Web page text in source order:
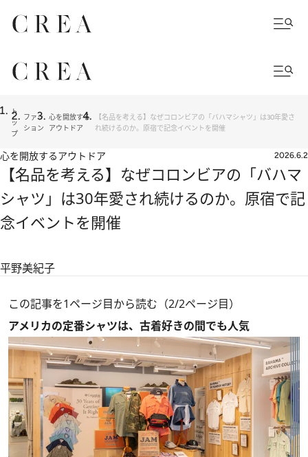
ト
ッ
プ
ファッ
ション
心を開放する
アウトドア
【名品を考える】なぜコロンビアの「バハマシャツ」は30年愛さ
れ続けるのか。原宿で記念イベントを開催
心を開放するアウトドア 2026.6.2
【名品を考える】なぜコロンビアの「バハマ
シャツ」は30年愛され続けるのか。原宿で記
念イベントを開催
平野美紀子
この記事を1ページ目から読む（2/2ページ目）
アメリカの定番シャツは、古着好きの間でも人気